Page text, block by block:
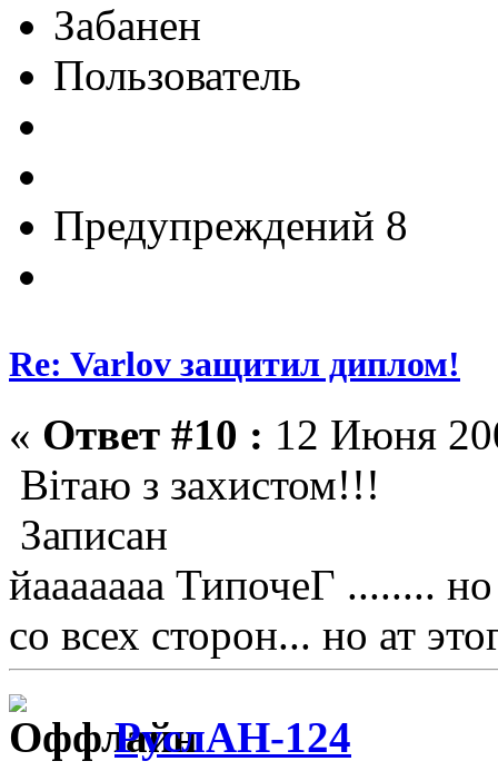
Забанен
Пользователь
Предупреждений 8
Re: Varlov защитил диплом!
« Ответ #10 : 12 Июня
Вітаю з захистом!!!
Записан
йааааааа ТипочеГ ........
со всех сторон... но ат
РуслАН-124